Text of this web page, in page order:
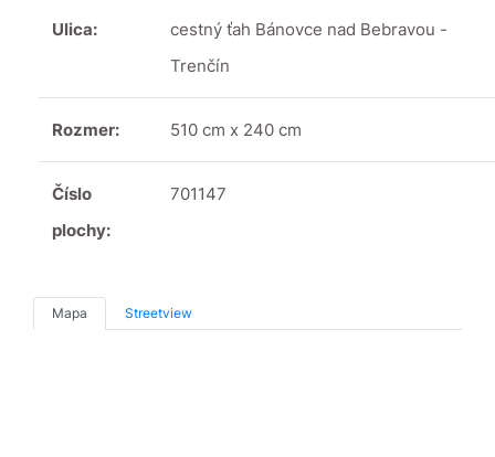
Ulica:
cestný ťah Bánovce nad Bebravou -
Trenčín
Rozmer: 510 cm x 240 cm
Číslo
plochy:
701147
Mapa Streetview